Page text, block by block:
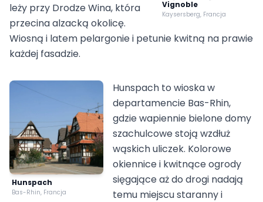
Vignoble
Kaysersberg, Francja
leży przy Drodze Wina, która
przecina alzacką okolicę.
Wiosną i latem pelargonie i petunie kwitną na prawie
każdej fasadzie.
Hunspach
Bas-Rhin, Francja
Hunspach to wioska w
departamencie Bas-Rhin,
gdzie wapiennie bielone domy
szachulcowe stoją wzdłuż
wąskich uliczek. Kolorowe
okiennice i kwitnące ogrody
sięgające aż do drogi nadają
temu miejscu staranny i